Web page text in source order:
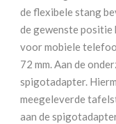
de flexibele stang
de gewenste positie
voor mobiele
72 mm. Aan de
spigotadapter.
meegeleverde
aan de